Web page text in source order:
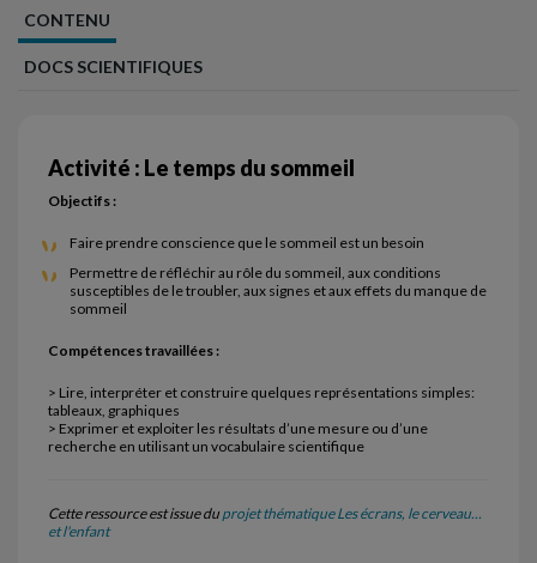
CONTENU
DOCS SCIENTIFIQUES
Activité : Le temps du sommeil
Objectifs :
Faire prendre conscience que le sommeil est un besoin
Permettre de réfléchir au rôle du sommeil, aux conditions
susceptibles de le troubler, aux signes et aux effets du manque de
sommeil
Compétences travaillées :
> Lire, interpréter et construire quelques représentations simples:
tableaux, graphiques
> Exprimer et exploiter les résultats d’une mesure ou d’une
recherche en utilisant un vocabulaire scientifique
Cette ressource est issue du projet thématique Les écrans, le cerveau...
et l'enfant